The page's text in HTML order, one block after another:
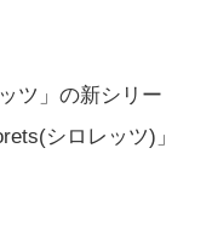
ツ」の新シリー
シロレッツ)」